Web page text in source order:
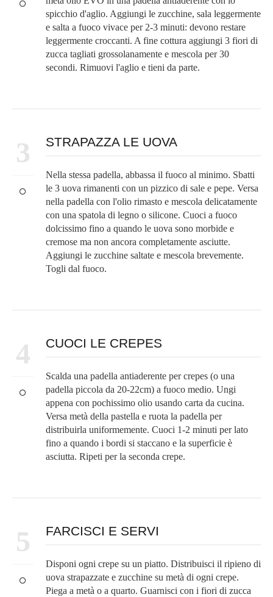
spicchio d'aglio. Aggiungi le zucchine, sala leggermente
e salta a fuoco vivace per 2-3 minuti: devono restare
leggermente croccanti. A fine cottura aggiungi 3 fiori di
zucca tagliati grossolanamente e mescola per 30
secondi. Rimuovi l'aglio e tieni da parte.
3 STRAPAZZA LE UOVA
Nella stessa padella, abbassa il fuoco al minimo. Sbatti
le 3 uova rimanenti con un pizzico di sale e pepe. Versa
nella padella con l'olio rimasto e mescola delicatamente
con una spatola di legno o silicone. Cuoci a fuoco
dolcissimo fino a quando le uova sono morbide e
cremose ma non ancora completamente asciutte.
Aggiungi le zucchine saltate e mescola brevemente.
Togli dal fuoco.
4 CUOCI LE CREPES
Scalda una padella antiaderente per crepes (o una
padella piccola da 20-22cm) a fuoco medio. Ungi
appena con pochissimo olio usando carta da cucina.
Versa metà della pastella e ruota la padella per
distribuirla uniformemente. Cuoci 1-2 minuti per lato
fino a quando i bordi si staccano e la superficie è
asciutta. Ripeti per la seconda crepe.
5 FARCISCI E SERVI
Disponi ogni crepe su un piatto. Distribuisci il ripieno di
uova strapazzate e zucchine su metà di ogni crepe.
Piega a metà o a quarto. Guarnisci con i fiori di zucca